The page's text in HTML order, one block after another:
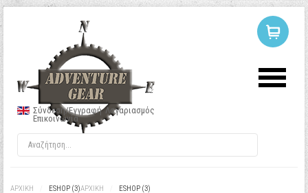
Σύνδεση/Εγγραφή Λογαριασμός
Επικοινωνία
ΑΡΧΙΚΉ ESHOP (3)ΑΡΧΙΚΉ ESHOP (3)
ΣΥΝΔΕΣΗ
Κωδικός